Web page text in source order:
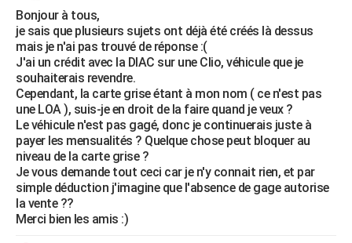
Essais
Réserver un essai
Citadines
Berlines
SUV
Forum auto
+HIGH-TECH
Mobiles
Meilleur smartphone
Internet
Ordinateurs
Jeux vidéo
Guide high-tech
+BRICOLAGE
Forum
Aménagement intérieur
Extérieur
Cuisine
Salle de bains
Jardinage
Rangement
WEEK-END
Guides de France
Escapades
Patrimoine
Expositions
Musées
Week-end nature
+LIFESTYLE
Art de vivre
Bien-être
Loisirs
Mode
Modes de vie
SANTE
Alimentation
Guide de la santé
Maladies
Médicaments
Sommeil
VOYAGE
Destinations
City break
Voyage nature
Voyage de noces
Forum
Climat
+PHOTO
Bonjour à tous,
je sais que plusieurs sujets ont déjà été créés là dessus
mais je n'ai pas trouvé de réponse :(
J'ai un crédit avec la DIAC sur une Clio, véhicule que je
souhaiterais revendre.
Cependant, la carte grise étant à mon nom ( ce n'est pas
une LOA ), suis-je en droit de la faire quand je veux ?
Le véhicule n'est pas gagé, donc je continuerais juste à
payer les mensualités ? Quelque chose peut bloquer au
niveau de la carte grise ?
Je vous demande tout ceci car je n'y connait rien, et par
simple déduction j'imagine que l'absence de gage autorise
la vente ??
Merci bien les amis :)